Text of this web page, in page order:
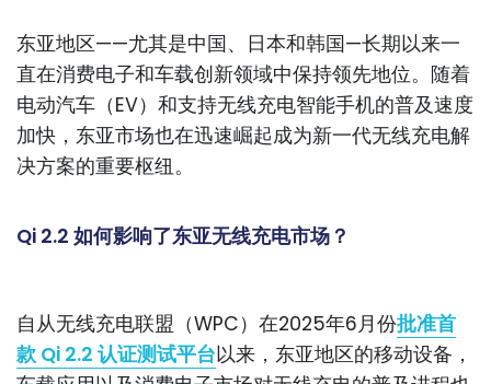
东亚地区——尤其是中国、日本和韩国—长期以来一
直在消费电子和车载创新领域中保持领先地位。随着
电动汽车（EV）和支持无线充电智能手机的普及速度
加快，东亚市场也在迅速崛起成为新一代无线充电解
决方案的重要枢纽。
Qi 2.2 如何影响了东亚无线充电市场？
自从无线充电联盟（WPC）在2025年6月份批准首
款 Qi 2.2 认证测试平台以来，东亚地区的移动设备，